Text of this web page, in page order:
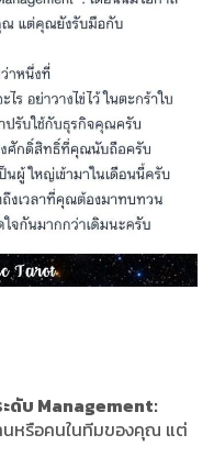
ดับ Management:
นหรือคนในทีมของคุณ แต่